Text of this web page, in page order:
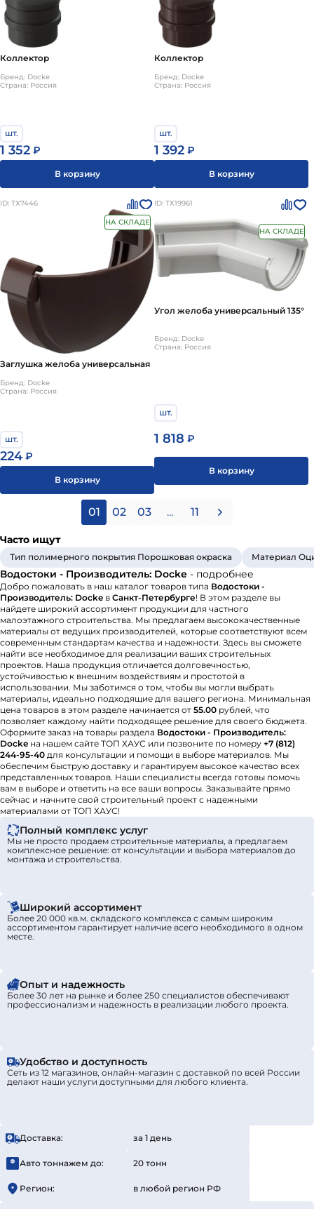
Коллектор
Бренд: Docke
Страна: Россия
шт.
1 352 ₽
В корзину
Коллектор
Бренд: Docke
Страна: Россия
шт.
1 392 ₽
В корзину
ID: ТХ7446
НА СКЛАДЕ
Заглушка желоба универсальная
Бренд: Docke
Страна: Россия
шт.
224 ₽
В корзину
ID: ТХ19961
НА СКЛАДЕ
Угол желоба универсальный 135°
Бренд: Docke
Страна: Россия
шт.
1 818 ₽
В корзину
01 02 03 ... 11
Часто ищут
Тип полимерного покрытия Порошковая окраска Материал
Водостоки - Производитель: Docke - подробнее
Добро пожаловать в наш каталог товаров типа Водостоки -
Производитель: Docke в Санкт-Петербурге! В этом разделе вы
найдете широкий ассортимент продукции для частного
малоэтажного строительства. Мы предлагаем высококачественные
материалы от ведущих производителей, которые соответствуют всем
современным стандартам качества и надежности. Здесь вы сможете
найти все необходимое для реализации ваших строительных
проектов. Наша продукция отличается долговечностью,
устойчивостью к внешним воздействиям и простотой в
использовании. Мы заботимся о том, чтобы вы могли выбрать
материалы, идеально подходящие для вашего региона. Минимальная
цена товаров в этом разделе начинается от 55.00 рублей, что
позволяет каждому найти подходящее решение для своего бюджета.
Оформите заказ на товары раздела Водостоки - Производитель:
Docke на нашем сайте ТОП ХАУС или позвоните по номеру +7 (812)
244-95-40 для консультации и помощи в выборе материалов. Мы
обеспечим быструю доставку и гарантируем высокое качество всех
представленных товаров. Наши специалисты всегда готовы помочь
вам в выборе и ответить на все ваши вопросы. Заказывайте прямо
сейчас и начните свой строительный проект с надежными
материалами от ТОП ХАУС!
Полный комплекс услуг
Мы не просто продаем строительные материалы, а предлагаем
комплексное решение: от консультации и выбора материалов до
монтажа и строительства.
Широкий ассортимент
Более 20 000 кв.м. складского комплекса с самым широким
ассортиментом гарантирует наличие всего необходимого в одном
месте.
Опыт и надежность
Более 30 лет на рынке и более 250 специалистов обеспечивают
профессионализм и надежность в реализации любого проекта.
Удобство и доступность
Сеть из 12 магазинов, онлайн-магазин с доставкой по всей России
делают наши услуги доступными для любого клиента.
Доставка: за 1 день
Авто тоннажем до: 20 тонн
Регион: в любой регион РФ